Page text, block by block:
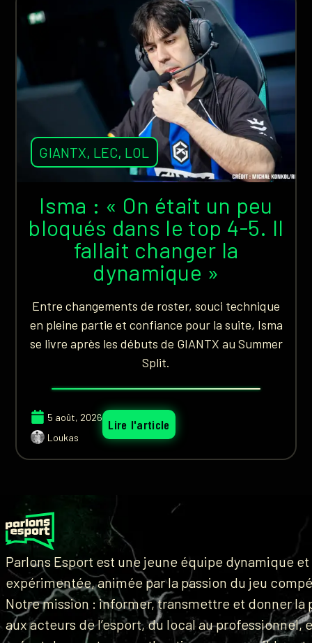
GIANTX, LEC, LOL
Isma : « On était un peu
bloqués dans le top 4-5. Il
fallait changer la
dynamique »
Entre changements de roster, souci technique
en pleine partie et confiance pour la suite, Isma
se livre après les débuts de GIANTX au Summer
Split.
5 août, 2026
Loukas
Lire l'article
Parlons Esport est une jeune équipe dynamique et
expérimentée, animée par la passion du jeu
Notre mission : informer, transmettre et donner la
aux acteurs de l’esport, du local au professionnel,